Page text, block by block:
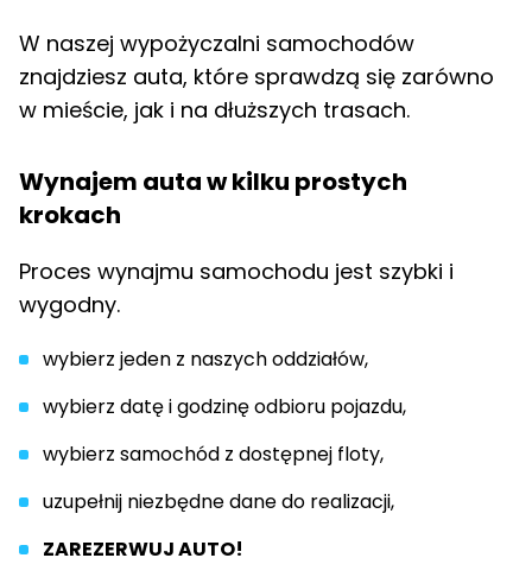
W naszej wypożyczalni samochodów
znajdziesz auta, które sprawdzą się zarówno
w mieście, jak i na dłuższych trasach.
Wynajem auta w kilku prostych
krokach
Proces wynajmu samochodu jest szybki i
wygodny.
wybierz jeden z naszych oddziałów,
wybierz datę i godzinę odbioru pojazdu,
wybierz samochód z dostępnej floty,
uzupełnij niezbędne dane do realizacji,
ZAREZERWUJ AUTO!